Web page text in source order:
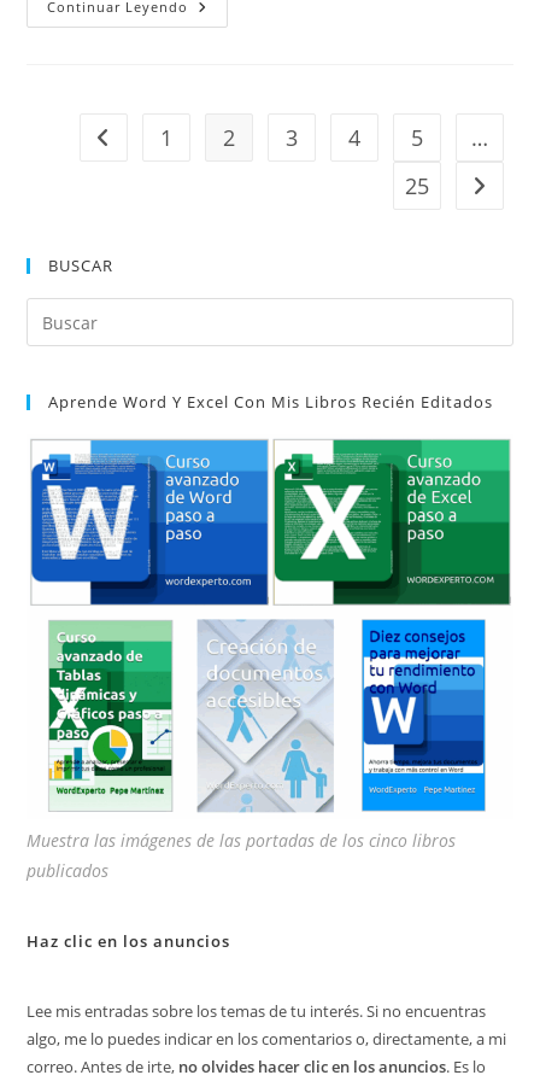
Continuar Leyendo Matrices
Dinámicas
Ir a la página anterior
1 2 3 4 5
…
25
Ir a la
BUSCAR
Aprende Word Y Excel Con Mis Libros Recién Editados
Muestra las imágenes de las portadas de los cinco libros
publicados
Haz clic en los anuncios
Lee mis entradas sobre los temas de tu interés. Si no encuentras
algo, me lo puedes indicar en los comentarios o, directamente, a mi
correo. Antes de irte, no olvides hacer clic en los anuncios. Es lo